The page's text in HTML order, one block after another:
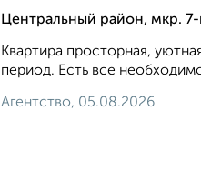
Центральный район, мкр.
Квартира просторная,
период. Есть все
Агентство, 05.08.2026